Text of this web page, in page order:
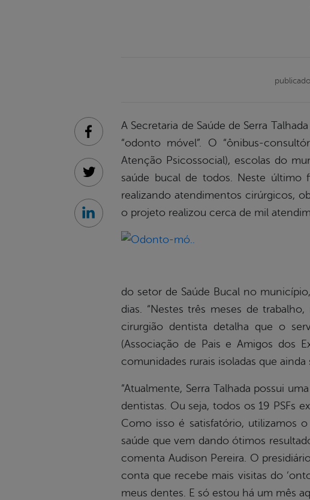
A Secretaria de Saúde de Serra
“odonto móvel”. O “ônibus-
Atenção Psicossocial), escolas do
saúde bucal de todos. Neste último
realizando atendimentos cirúrgicos,
o projeto realizou cerca de mil
do setor de Saúde Bucal no
dias. “Nestes três meses de
cirurgião dentista detalha que o
(Associação de Pais e Amigos dos
comunidades rurais isoladas que
“Atualmente, Serra Talhada possui
dentistas. Ou seja, todos os 19 PSFs
Como isso é satisfatório, utilizamos
saúde que vem dando ótimos
comenta Audison Pereira. O
conta que recebe mais visitas do
meus dentes. E só estou há um mês
Facebook
Twitter
Linkedin